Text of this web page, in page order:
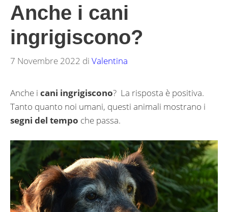
Anche i cani
ingrigiscono?
7 Novembre 2022 di Valentina
Anche i cani ingrigiscono? La risposta è positiva.
Tanto quanto noi umani, questi animali mostrano i
segni del tempo che passa.